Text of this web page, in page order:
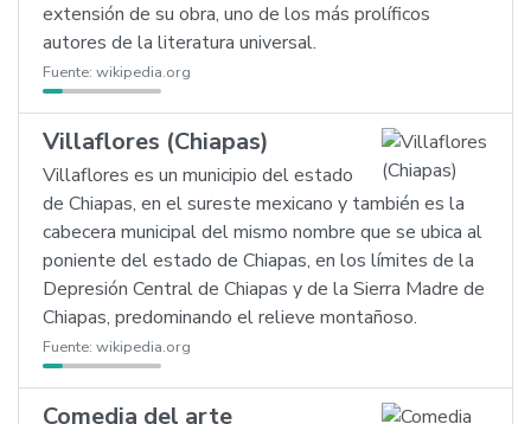
extensión de su obra, uno de los más prolíficos
autores de la literatura universal.
Fuente: wikipedia.org
Villaflores (Chiapas)
Villaflores es un municipio del estado
de Chiapas, en el sureste mexicano y también es la
cabecera municipal del mismo nombre que se ubica al
poniente del estado de Chiapas, en los límites de la
Depresión Central de Chiapas y de la Sierra Madre de
Chiapas, predominando el relieve montañoso.
Fuente: wikipedia.org
Comedia del arte